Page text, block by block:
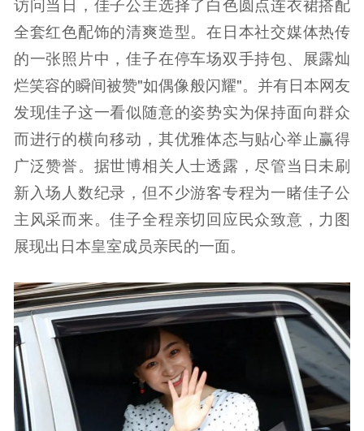
全套红色配饰的清爽造型。在日本社交媒体热传
的一张照片中，佳子在停车场双手持包、展露灿
烂笑容的瞬间被赞"如偶像般闪耀"。并有日本网友
发现佳子这一看似随意的姿势实为保持面向群众
而进行的横向移动，其优雅体态与贴心举止赢得
广泛赞誉。据世博相关人士透露，尽管当日未刷
新入场人数纪录，但不少游客专程为一睹佳子公
主风采而来。佳子全程亲切回应民众致意，力图
展现出日本皇室成员亲民的一面。